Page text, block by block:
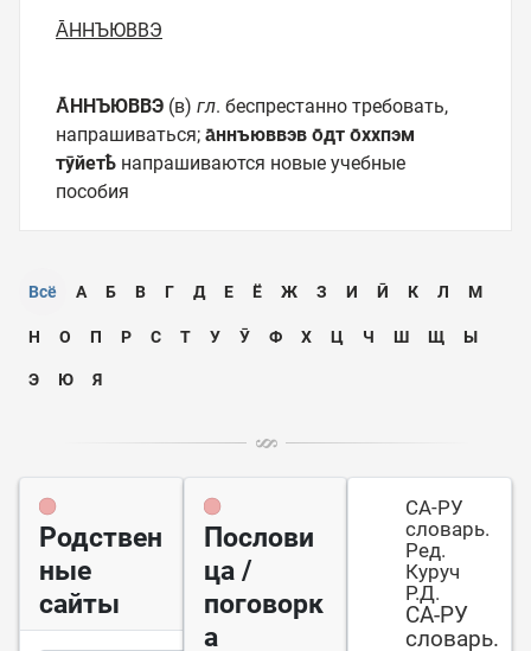
А̄ННЪЮВВЭ
А̄ННЪЮВВЭ (в) гл. беспрестанно требовать,
напрашиваться; а̄ннъюввэв о̄дт о̄ххпэм
тӯйетҍ напрашиваются новые учебные
пособия
Всё А Б В Г Д Е Ё Ж З И Ӣ К Л М
Н О П Р С Т У Ӯ Ф Х Ц Ч Ш Щ Ы
Э Ю Я
Родствен
ные
сайты
Послови
ца /
поговорк
а
СА-РУ
словарь.
Ред.
Куруч
Р.Д.
СА-РУ
словарь.